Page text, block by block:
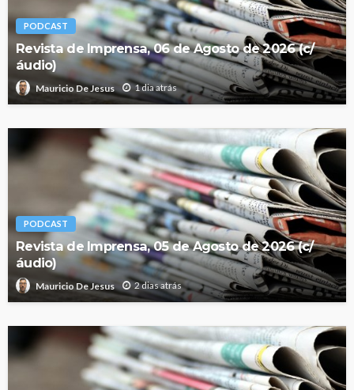
PODCAST
Revista de Imprensa, 06 de Agosto de 2026 (c/
áudio)
Mauricio De Jesus 1 dia atrás
PODCAST
Revista de Imprensa, 05 de Agosto de 2026 (c/
áudio)
Mauricio De Jesus 2 dias atrás